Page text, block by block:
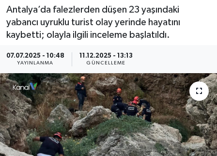
Antalya’da falezlerden düşen 23 yaşındaki
yabancı uyruklu turist olay yerinde hayatını
kaybetti; olayla ilgili inceleme başlatıldı.
07.07.2025 - 10:48
YAYINLANMA
11.12.2025 - 13:13
GÜNCELLEME
Gündem
Günün Manşetleri
Haber Kuşakları
Haberler
KANALV Spor
Kültür Sanat
Son Dakika Haberleri
Haber Arşivi